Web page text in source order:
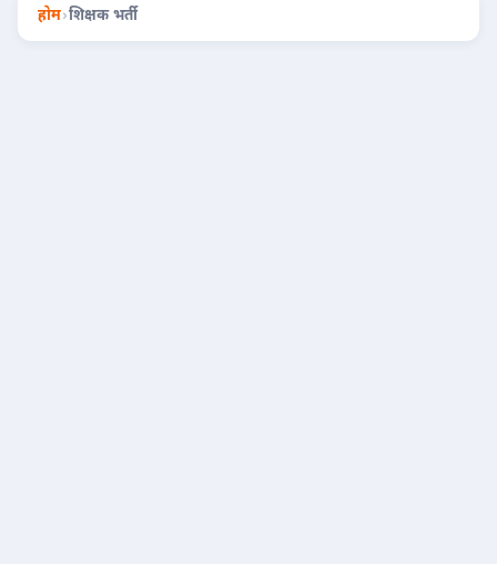
होम›शिक्षक भर्ती